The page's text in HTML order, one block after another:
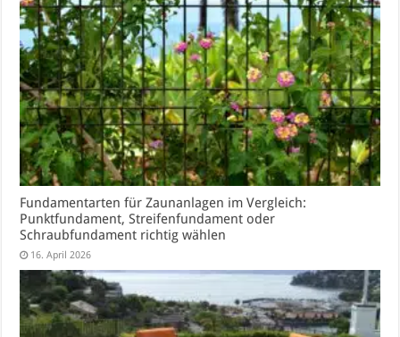
Fundamentarten für Zaunanlagen im Vergleich:
Punktfundament, Streifenfundament oder
Schraubfundament richtig wählen
16. April 2026